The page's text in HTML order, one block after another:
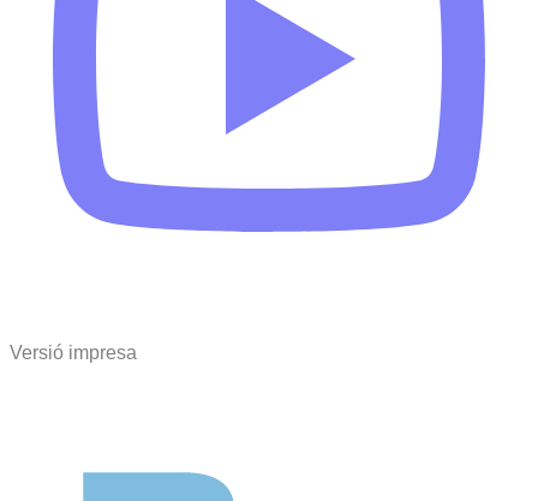
Versió impresa